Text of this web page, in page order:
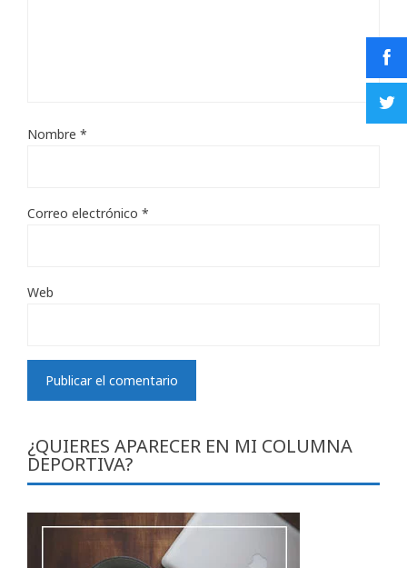
Nombre *
Correo electrónico *
Web
¿QUIERES APARECER EN MI COLUMNA
DEPORTIVA?